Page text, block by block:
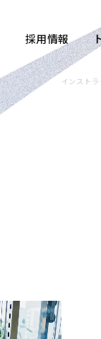
採用情報
インスト